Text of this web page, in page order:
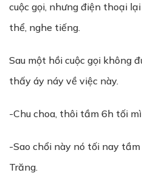
cuộc gọi, nhưng điện thoại
thể, nghe tiếng.
Sau một hồi cuộc gọi không
thấy áy náy về việc này.
-Chu choa, thôi tầm 6h tối
-Sao chổi này nó tối nay
Trăng.